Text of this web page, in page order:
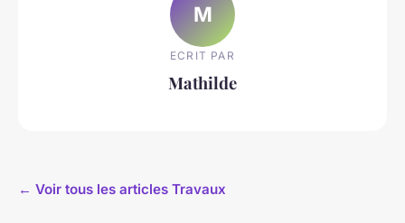
M
ECRIT PAR
Mathilde
← Voir tous les articles Travaux